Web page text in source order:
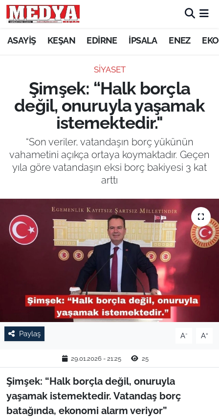
ASAYİŞ KEŞAN EDİRNE İPSALA ENEZ
SİYASET
Şimşek: “Halk borçla
değil, onuruyla yaşamak
istemektedir."
“Son veriler, vatandaşın borç yükünün
vahametini açıkça ortaya koymaktadır. Geçen
yıla göre vatandaşın eksi borç bakiyesi 3 kat
arttı
Paylaş A- A+
29.01.2026 - 21:25 25
Şimşek: “Halk borçla değil, onuruyla
yaşamak istemektedir. Vatandaş borç
batağında, ekonomi alarm veriyor”
KEŞAN
ASAYİŞ
SİYASET
GÜNDEM
EKONOMİ
EĞİTİM
TARIM VE HAYVANCILIK
KÜLTÜR SANAT
RESMİ İLAN
YAŞAM
TEKİRDAĞ
KIRKLARELİ